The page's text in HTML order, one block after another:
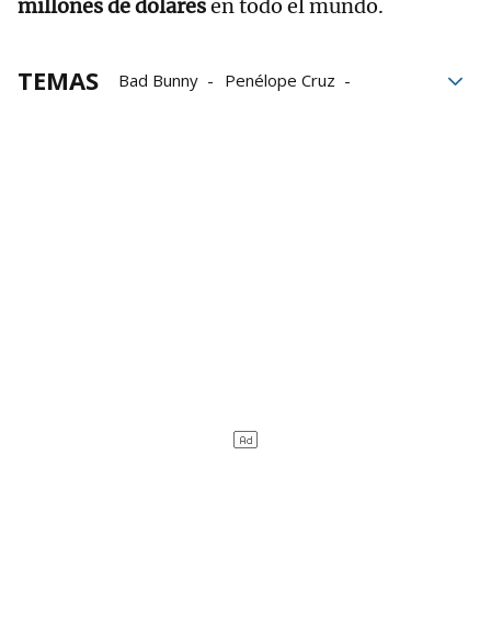
millones de dólaresen todo el mundo.
TEMAS Bad Bunny
Penélope Cruz